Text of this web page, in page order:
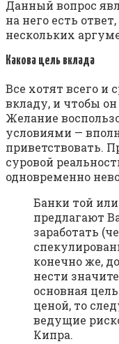
Данный вопрос
на него есть
нескольких
Какова цель вклада
Все хотят всего и
вкладу, и чтобы
Желание
условиями —
приветствовать.
суровой
одновременно
Банки той
предлагают
заработать
конечно же,
нести
основная
ценой, то
ведущие
Кипра.